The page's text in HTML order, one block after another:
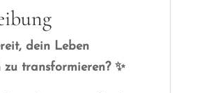
dein Leben
zu transformieren? ✨